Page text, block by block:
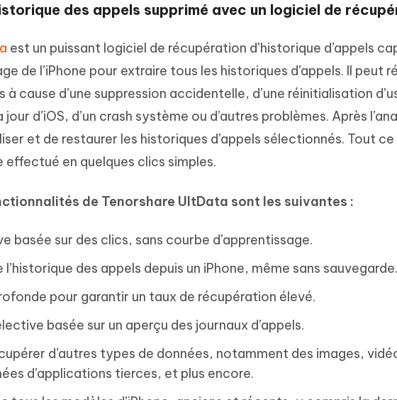
des appels supprimé avec un logiciel de
est un puissant logiciel de récupération d’historique d’appels
de l’iPhone pour extraire tous les historiques d’appels. Il peut
à cause d’une suppression accidentelle, d’une réinitialisation
d’iOS, d’un crash système ou d’autres problèmes. Après
et de restaurer les historiques d’appels sélectionnés. Tout ce
en quelques clics simples.
de Tenorshare UltData sont les suivantes :
basée sur des clics, sans courbe d’apprentissage.
des appels depuis un iPhone, même sans sauvegarde.
pour garantir un taux de récupération élevé.
basée sur un aperçu des journaux d’appels.
d’autres types de données, notamment des images,
d’applications tierces, et plus encore.